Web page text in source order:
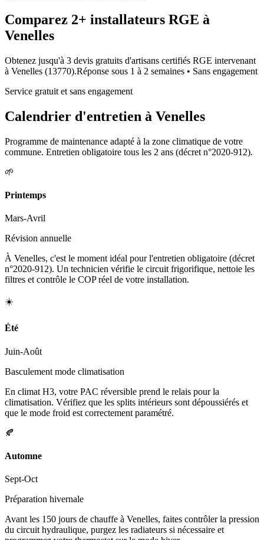
Comparez 2+ installateurs RGE à
Venelles
Obtenez jusqu'à 3 devis gratuits d'artisans certifiés RGE intervenant
à Venelles (13770).Réponse sous 1 à 2 semaines • Sans engagement
Service gratuit et sans engagement
Calendrier d'entretien à Venelles
Programme de maintenance adapté à la zone climatique de votre
commune. Entretien obligatoire tous les 2 ans (décret n°2020-912).
🌱
Printemps
Mars-Avril
Révision annuelle
À Venelles, c'est le moment idéal pour l'entretien obligatoire (décret
n°2020-912). Un technicien vérifie le circuit frigorifique, nettoie les
filtres et contrôle le COP réel de votre installation.
☀️
Été
Juin-Août
Basculement mode climatisation
En climat H3, votre PAC réversible prend le relais pour la
climatisation. Vérifiez que les splits intérieurs sont dépoussiérés et
que le mode froid est correctement paramétré.
🍂
Automne
Sept-Oct
Préparation hivernale
Avant les 150 jours de chauffe à Venelles, faites contrôler la pression
du circuit hydraulique, purgez les radiateurs si nécessaire et